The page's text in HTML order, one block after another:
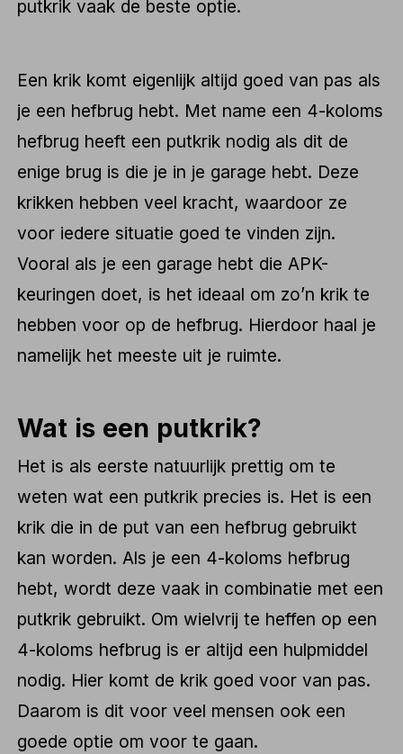
putkrik vaak de beste optie.
Een krik komt eigenlijk altijd goed van pas als
je een hefbrug hebt. Met name een 4-koloms
hefbrug heeft een putkrik nodig als dit de
enige brug is die je in je garage hebt. Deze
krikken hebben veel kracht, waardoor ze
voor iedere situatie goed te vinden zijn.
Vooral als je een garage hebt die APK-
keuringen doet, is het ideaal om zo’n krik te
hebben voor op de hefbrug. Hierdoor haal je
namelijk het meeste uit je ruimte.
Wat is een putkrik?
Het is als eerste natuurlijk prettig om te
weten wat een putkrik precies is. Het is een
krik die in de put van een hefbrug gebruikt
kan worden. Als je een 4-koloms hefbrug
hebt, wordt deze vaak in combinatie met een
putkrik gebruikt. Om wielvrij te heffen op een
4-koloms hefbrug is er altijd een hulpmiddel
nodig. Hier komt de krik goed voor van pas.
Daarom is dit voor veel mensen ook een
goede optie om voor te gaan.